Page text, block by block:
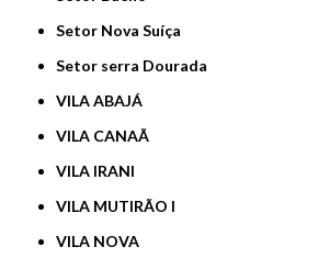
Setor Nova Suíça
Setor serra Dourada
VILA ABAJÁ
VILA CANAÃ
VILA IRANI
VILA MUTIRÃO I
VILA NOVA